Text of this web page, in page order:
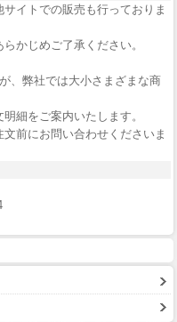
イトでの販売も行っておりま
かじめご了承ください。
、弊社では大小さまざまな商
細をご案内いたします。
前にお問い合わせくださいま